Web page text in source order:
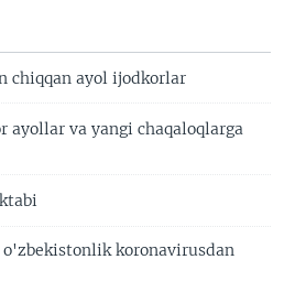
chiqqan ayol ijodkorlar
ayollar va yangi chaqaloqlarga
koronavirusdan